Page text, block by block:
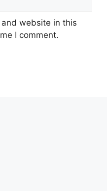
website in this
I comment.